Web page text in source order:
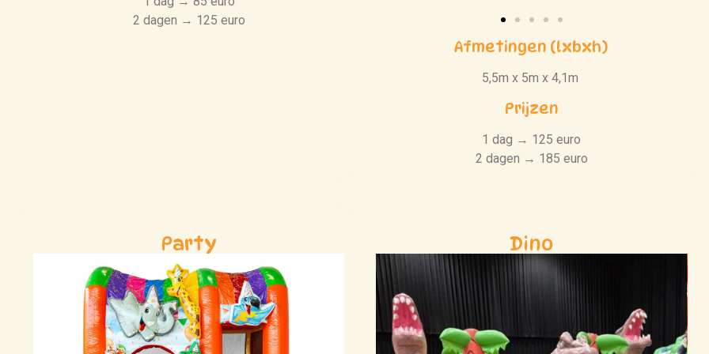
2 dagen → 125 euro
Afmetingen (lxbxh)
5,5m x 5m x 4,1m
Prijzen
1 dag → 125 euro
2 dagen → 185 euro
Party Dino